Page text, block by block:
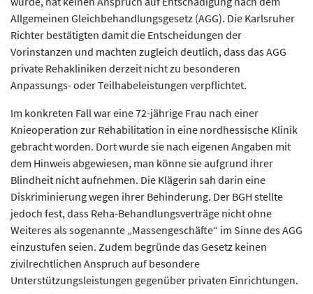
Allgemeinen Gleichbehandlungsgesetz (AGG). Die Karlsruher
Richter bestätigten damit die Entscheidungen der
Vorinstanzen und machten zugleich deutlich, dass das AGG
private Rehakliniken derzeit nicht zu besonderen
Anpassungs- oder Teilhabeleistungen verpflichtet.
Im konkreten Fall war eine 72-jährige Frau nach einer
Knieoperation zur Rehabilitation in eine nordhessische Klinik
gebracht worden. Dort wurde sie nach eigenen Angaben mit
dem Hinweis abgewiesen, man könne sie aufgrund ihrer
Blindheit nicht aufnehmen. Die Klägerin sah darin eine
Diskriminierung wegen ihrer Behinderung. Der BGH stellte
jedoch fest, dass Reha-Behandlungsverträge nicht ohne
Weiteres als sogenannte „Massengeschäfte“ im Sinne des AGG
einzustufen seien. Zudem begründe das Gesetz keinen
zivilrechtlichen Anspruch auf besondere
Unterstützungsleistungen gegenüber privaten Einrichtungen.